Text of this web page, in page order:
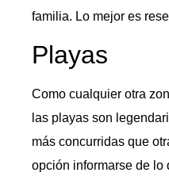
familia. Lo mejor es
Playas
Como cualquier otra
las playas son
más concurridas que
opción informarse de lo